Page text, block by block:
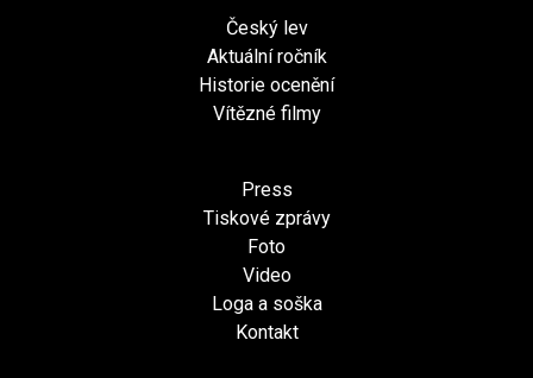
Český lev
Aktuální ročník
Historie ocenění
Vítězné filmy
Press
Tiskové zprávy
Foto
Video
Loga a soška
Kontakt